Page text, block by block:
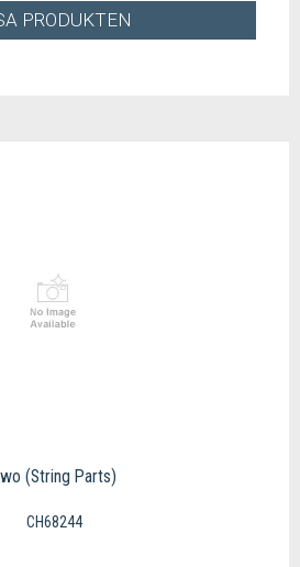
PRODUKTEN
(String Parts)
CH68244